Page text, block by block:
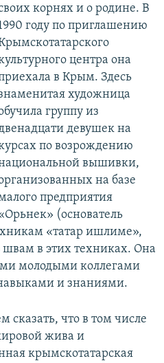
корнях и о родине. В
году по приглашению
центра она
в Крым. Здесь
художница
группу из
девушек на
по возрождению
вышивки,
на базе
предприятия
(основатель
«татар ишлиме»,
в этих техниках. Она
молодыми коллегами
и знаниями.
сказать, что в том числе
жива и
крымскотатарская